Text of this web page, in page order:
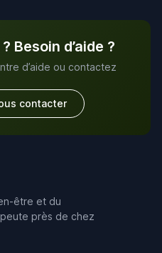
Besoin d’aide ?
d’aide ou contactez
contacter
être et du
près de chez